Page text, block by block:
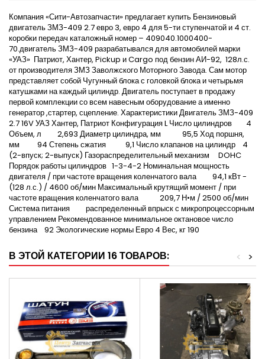
Компания «Сити-Автозапчасти» предлагает купить Бензиновый
двигатель ЗМЗ-409 2.7 евро 3, евро 4 для 5-ти ступенчатой и 4 ст.
коробки передач каталожный номер – 409040.1000400-
70.двигатель ЗМЗ-409 разрабатывался для автомобилей марки
«УАЗ» Патриот, Хантер, Pickup и Cargo под бензин АИ-92, 128л.с.
от производителя ЗМЗ Заволжского Моторного Завода. Сам мотор
представляет собой Чугунный блока с головкой блока и четырьмя
катушками на каждый цилиндр. Двигатель поступает в продажу
первой комплекции со всем навесным оборудование а именно
генератор ,стартер, сцепление. Характеристики Двигатель ЗМЗ-409
2.7 16V УАЗ Хантер, Патриот Конфигурация L Число цилиндров 4
Объем, л 2,693 Диаметр цилиндра, мм 95,5 Ход поршня,
мм 94 Степень сжатия 9,1 Число клапанов на цилиндр 4
(2-впуск; 2-выпуск) Газораспределительный механизм DOHC
Порядок работы цилиндров 1-3-4-2 Номинальная мощность
двигателя / при частоте вращения коленчатого вала 94,1 кВт -
(128 л.с.) / 4600 об/мин Максимальный крутящий момент / при
частоте вращения коленчатого вала 209,7 Н•м / 2500 об/мин
Система питания распределенный впрыск с микропроцессорным
управлением Рекомендованное минимальное октановое число
бензина 92 Экологические нормы Евро 4 Вес, кг 190
В ЭТОЙ КАТЕГОРИИ 16 ТОВАРОВ: >
<